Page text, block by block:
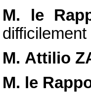
M. le
M. Attilio
M. le